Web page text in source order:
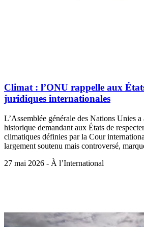
Climat : l’ONU rappelle aux
juridiques internationales
L’Assemblée générale des Nations Unies
historique demandant aux États de
climatiques définies par la Cour
largement soutenu mais controversé,
27 mai 2026 - À l’International